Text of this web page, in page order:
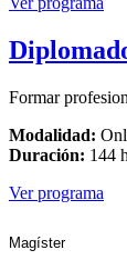
Formar
Modalidad:
Duración: 144
Ver programa
Magíster